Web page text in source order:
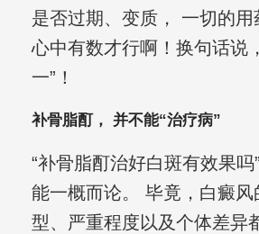
是否过期、变质， 一切的
心中有数才行啊！换句话说
一”！
补骨脂酊， 并不能“治疗病”
“补骨脂酊治好白斑有效果吗
能一概而论。 毕竟，白癜风
型、严重程度以及个体差异